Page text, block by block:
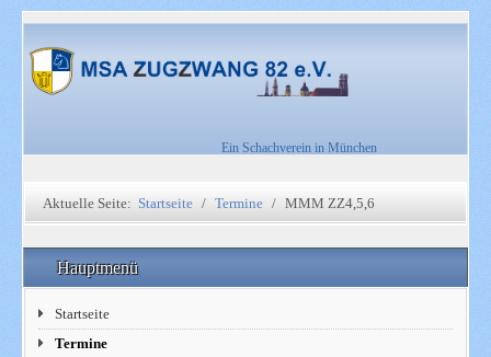
Ein Schachverein in München
Aktuelle Seite: Startseite Termine MMM ZZ4,5,6
Hauptmenü
Startseite
Termine